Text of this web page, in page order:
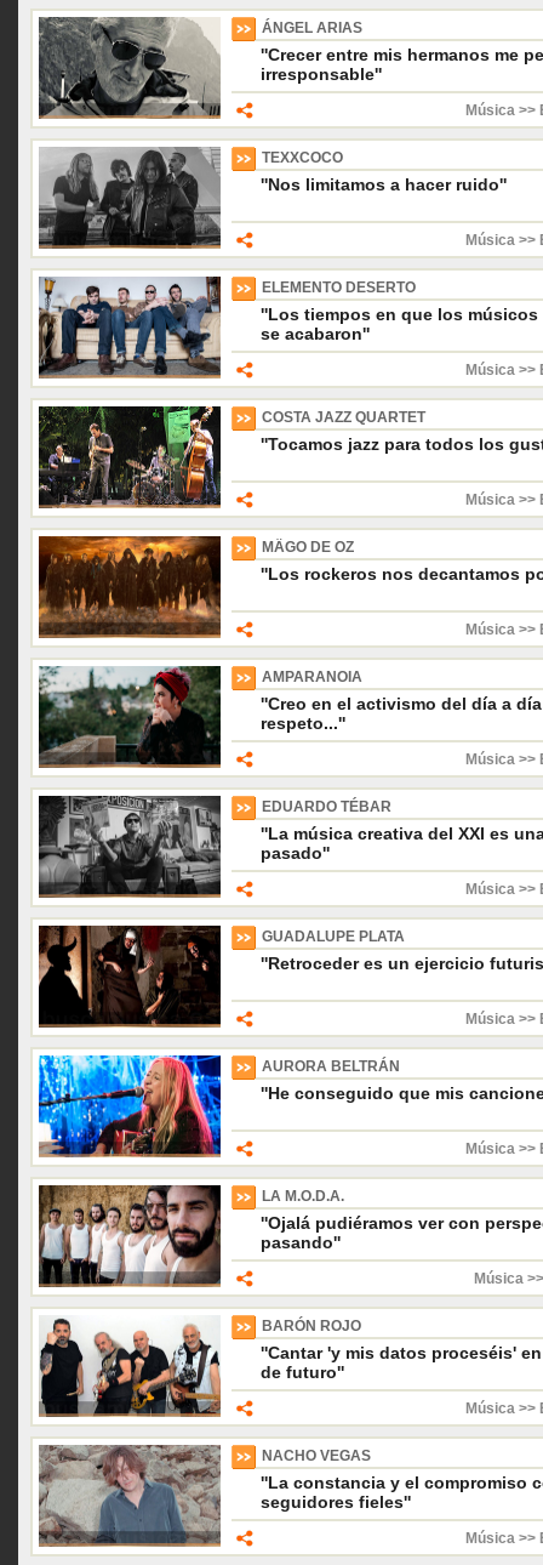
ÁNGEL ARIAS
''Crecer entre mis hermanos me
irresponsable''
Música >>
TEXXCOCO
''Nos limitamos a hacer ruido''
Música >>
ELEMENTO DESERTO
''Los tiempos en que los
se acabaron''
Música >>
COSTA JAZZ QUARTET
''Tocamos jazz para todos los
Música >>
MÄGO DE OZ
''Los rockeros nos decantamos
Música >>
AMPARANOIA
''Creo en el activismo del día a
respeto...''
Música >>
EDUARDO TÉBAR
''La música creativa del XXI es
pasado''
Música >>
GUADALUPE PLATA
''Retroceder es un ejercicio
Música >>
AURORA BELTRÁN
''He conseguido que mis
Música >>
LA M.O.D.A.
''Ojalá pudiéramos ver con
pasando''
Música
BARÓN ROJO
''Cantar 'y mis datos proceséis'
de futuro''
Música >>
NACHO VEGAS
''La constancia y el compromiso
seguidores fieles''
Música >>